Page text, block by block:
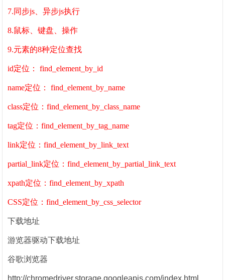
7.同步js、异步js执行
8.鼠标、键盘、操作
9.元素的8种定位查找
id定位： find_element_by_id
name定位： find_element_by_name
class定位：find_element_by_class_name
tag定位：find_element_by_tag_name
link定位：find_element_by_link_text
partial_link定位：find_element_by_partial_link_text
xpath定位：find_element_by_xpath
CSS定位：find_element_by_css_selector
下载地址
游览器驱动下载地址
谷歌浏览器
http://chromedriver.storage.googleapis.com/index.html